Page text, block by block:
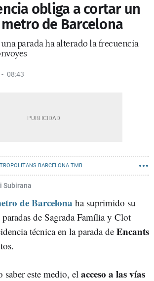
obliga a cortar un
de Barcelona
parada ha alterado la frecuencia
08:43
BARCELONA TMB
Subirana
de Barcelona ha suprimido su
de Sagrada Família y Clot
técnica en la parada de Encants
este medio, el acceso a las vías